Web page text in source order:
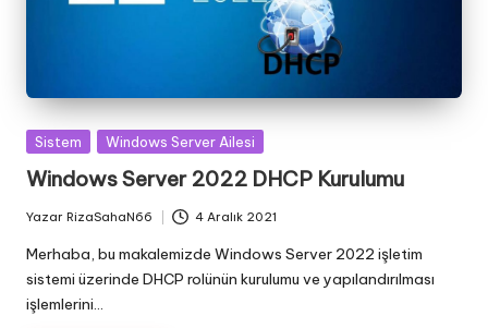
Posted
Sistem Windows Server Ailesi
Windows Server 2022 DHCP Kurulumu
by
Yazar RizaSahaN66 4 Aralık 2021
Merhaba, bu makalemizde Windows Server 2022 işletim
sistemi üzerinde DHCP rolünün kurulumu ve yapılandırılması
işlemlerini…